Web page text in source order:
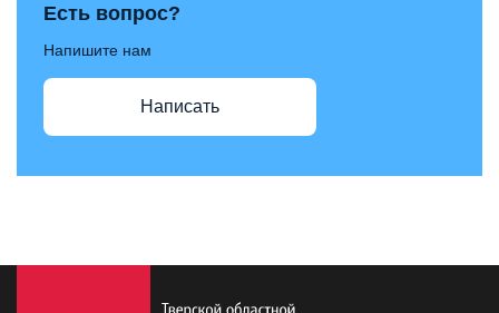
Есть вопрос?
Напишите нам
Написать